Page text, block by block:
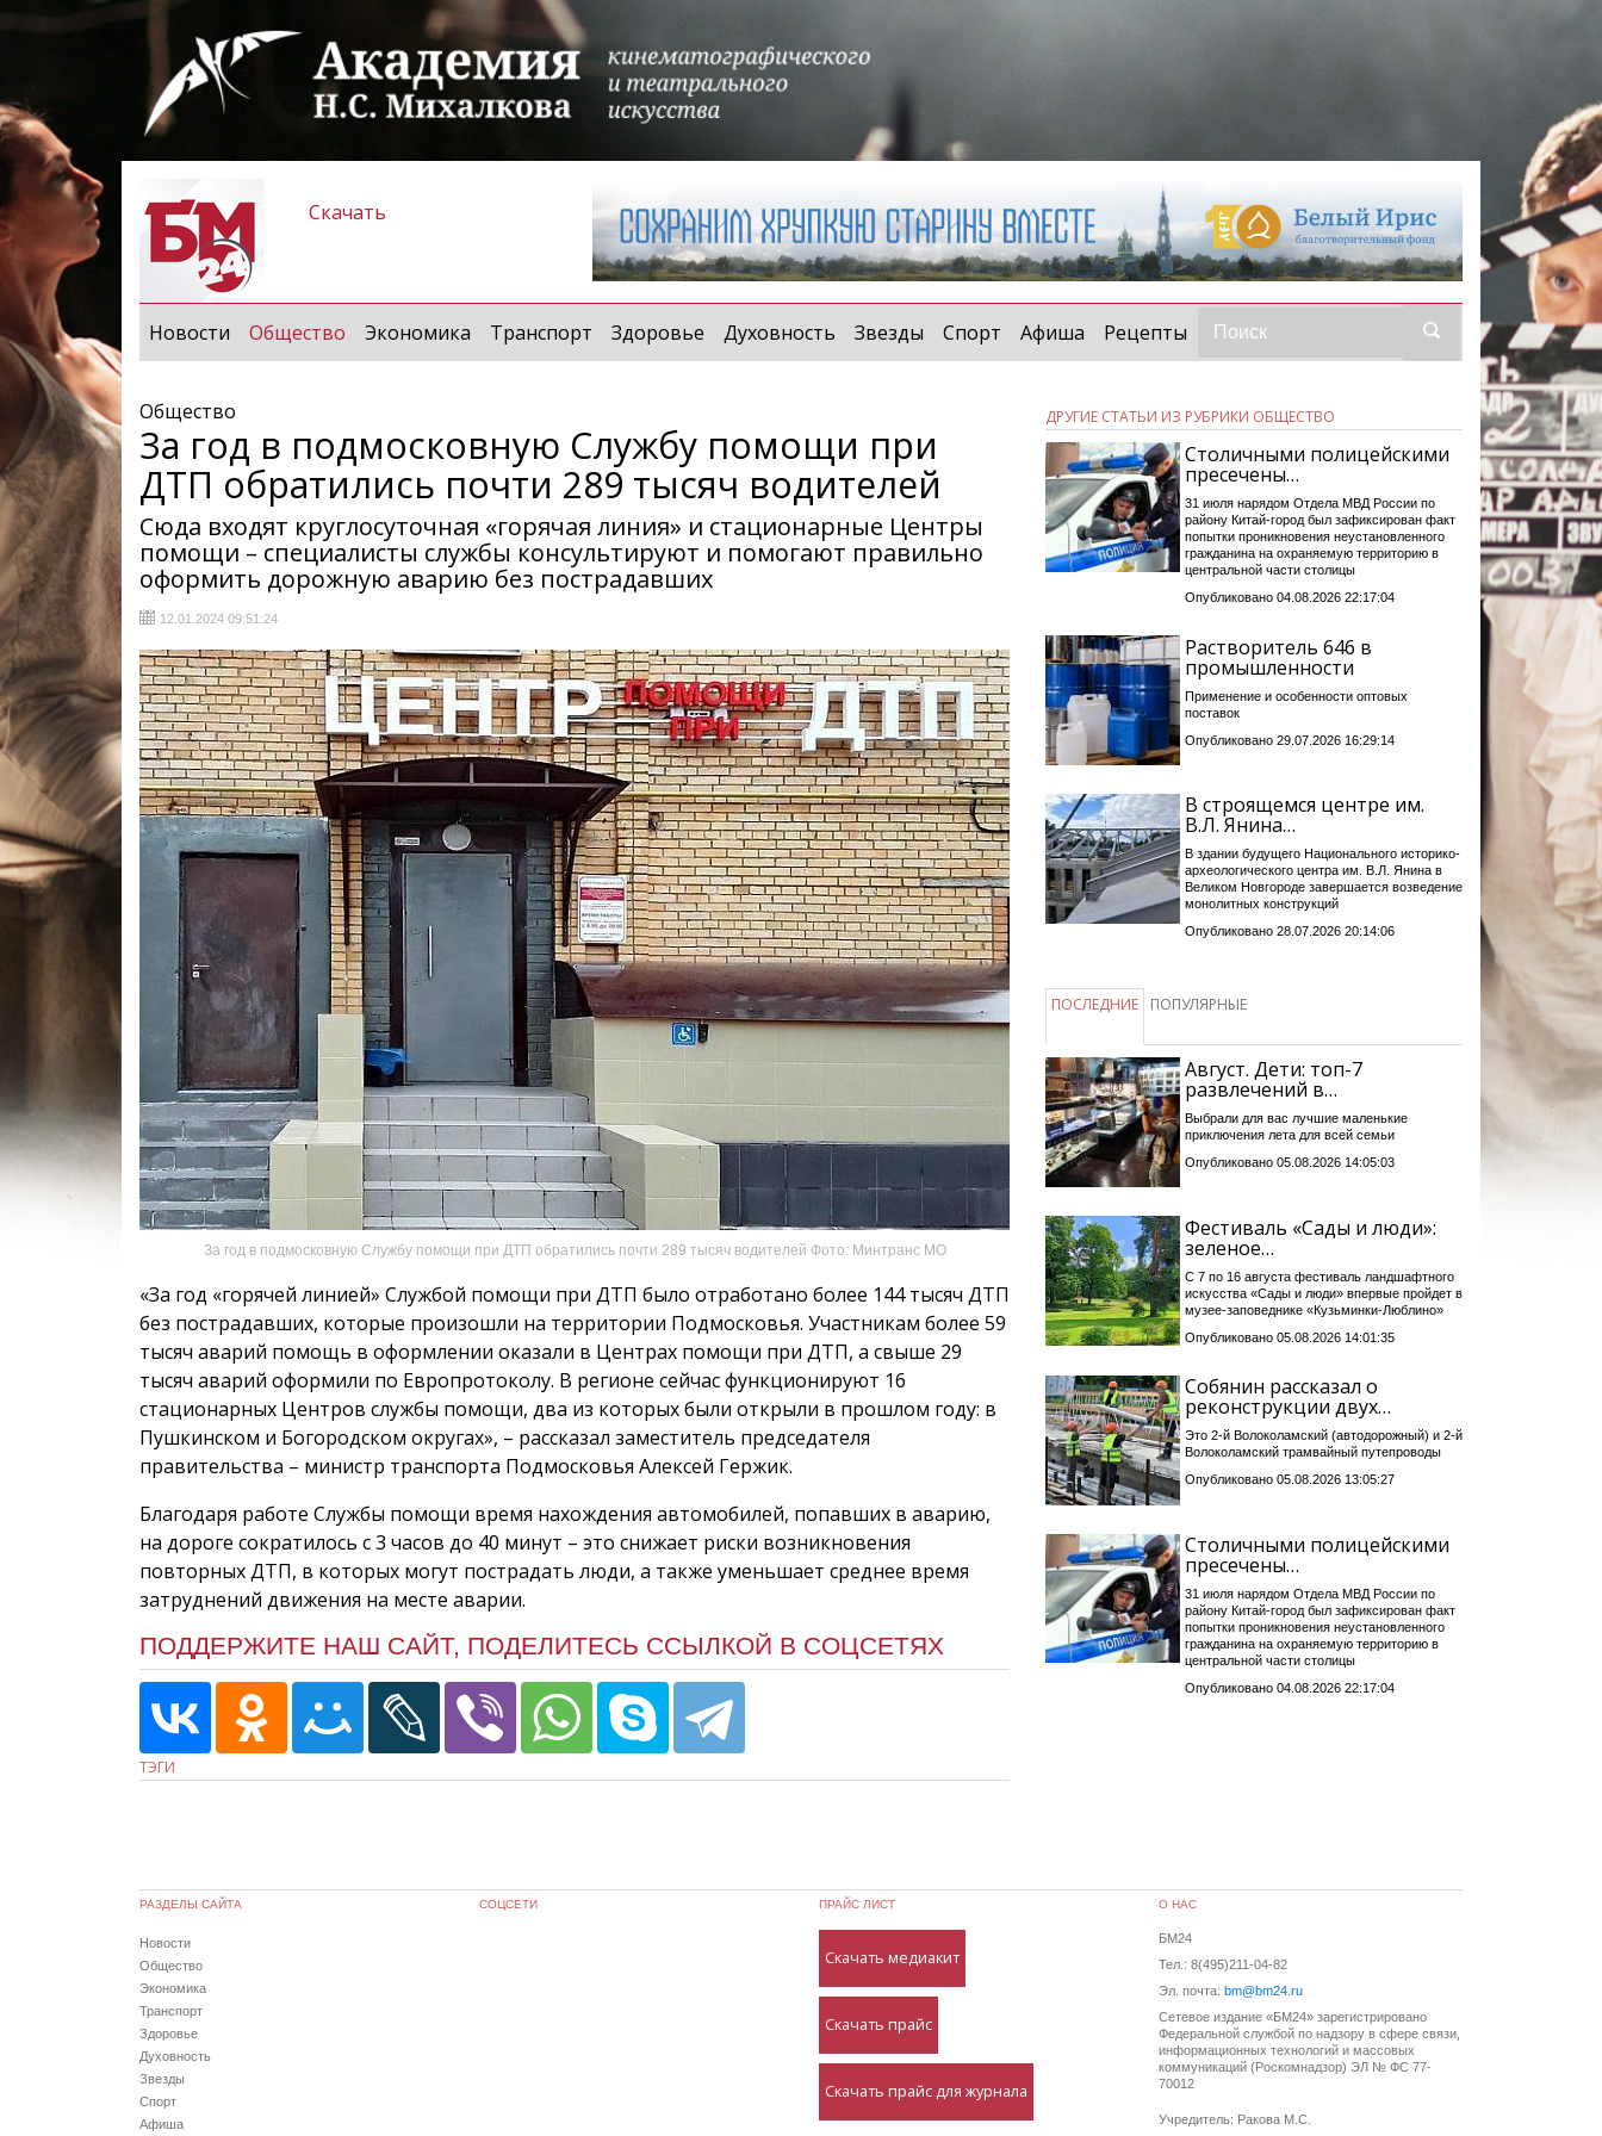
Скачать
Новости Общество (current)
Экономика Транспорт Здоровье Духовность Звезды Спорт Афиша Рецепты
Общество
За год в подмосковную Службу помощи при
ДТП обратились почти 289 тысяч водителей
Сюда входят круглосуточная «горячая линия» и стационарные Центры
помощи – специалисты службы консультируют и помогают правильно
оформить дорожную аварию без пострадавших
12.01.2024 09:51:24
За год в подмосковную Службу помощи при ДТП обратились почти 289 тысяч водителей Фото: Минтранс МО
«За год «горячей линией» Службой помощи при ДТП было отработано более 144 тысяч ДТП
без пострадавших, которые произошли на территории Подмосковья. Участникам более 59
тысяч аварий помощь в оформлении оказали в Центрах помощи при ДТП, а свыше 29
тысяч аварий оформили по Европротоколу. В регионе сейчас функционируют 16
стационарных Центров службы помощи, два из которых были открыли в прошлом году: в
Пушкинском и Богородском округах», – рассказал заместитель председателя
правительства – министр транспорта Подмосковья Алексей Гержик.
Благодаря работе Службы помощи время нахождения автомобилей, попавших в аварию,
на дороге сократилось с 3 часов до 40 минут – это снижает риски возникновения
повторных ДТП, в которых могут пострадать люди, а также уменьшает среднее время
затруднений движения на месте аварии.
ПОДДЕРЖИТЕ НАШ САЙТ, ПОДЕЛИТЕСЬ ССЫЛКОЙ В СОЦСЕТЯХ
ТЭГИ
ДРУГИЕ СТАТЬИ ИЗ РУБРИКИ ОБЩЕСТВО
Столичными полицейскими
пресечены…
31 июля нарядом Отдела МВД России по
району Китай-город был зафиксирован факт
попытки проникновения неустановленного
гражданина на охраняемую территорию в
центральной части столицы
Опубликовано 04.08.2026 22:17:04
Растворитель 646 в
промышленности
Применение и особенности оптовых
поставок
Опубликовано 29.07.2026 16:29:14
В строящемся центре им.
В.Л. Янина…
В здании будущего Национального историко-
археологического центра им. В.Л. Янина в
Великом Новгороде завершается возведение
монолитных конструкций
Опубликовано 28.07.2026 20:14:06
ПОСЛЕДНИЕ ПОПУЛЯРНЫЕ
Август. Дети: топ-7
развлечений в…
Выбрали для вас лучшие маленькие
приключения лета для всей семьи
Опубликовано 05.08.2026 14:05:03
Фестиваль «Сады и люди»:
зеленое…
С 7 по 16 августа фестиваль ландшафтного
искусства «Сады и люди» впервые пройдет в
музее-заповеднике «Кузьминки-Люблино»
Опубликовано 05.08.2026 14:01:35
Собянин рассказал о
реконструкции двух…
Это 2-й Волоколамский (автодорожный) и 2-й
Волоколамский трамвайный путепроводы
Опубликовано 05.08.2026 13:05:27
Столичными полицейскими
пресечены…
31 июля нарядом Отдела МВД России по
району Китай-город был зафиксирован факт
попытки проникновения неустановленного
гражданина на охраняемую территорию в
центральной части столицы
Опубликовано 04.08.2026 22:17:04
РАЗДЕЛЫ САЙТА
Новости
Общество
Экономика
Транспорт
Здоровье
Духовность
Звезды
Спорт
Афиша
СОЦСЕТИ ПРАЙС ЛИСТ
Скачать медиакит
Скачать прайс
Скачать прайс для журнала
О НАС
БМ24
Тел.: 8(495)211-04-82
Эл. почта: bm@bm24.ru
Сетевое издание «БМ24» зарегистрировано
Федеральной службой по надзору в сфере связи,
информационных технологий и массовых
коммуникаций (Роскомнадзор) ЭЛ № ФС 77-
70012
Учредитель: Ракова М.С.